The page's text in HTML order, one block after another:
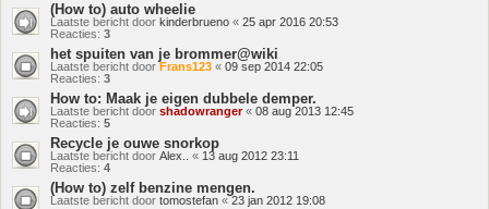
(How to) auto wheelie
Laatste bericht door kinderbrueno « 25 apr 2016 20:53
Reacties: 3
het spuiten van je brommer@wiki
Laatste bericht door Frans123 « 09 sep 2014 22:05
Reacties: 3
How to: Maak je eigen dubbele demper.
Laatste bericht door shadowranger« 08 aug 2013 12:45
Reacties: 5
Recycle je ouwe snorkop
Laatste bericht door Alex.. « 13 aug 2012 23:11
Reacties: 4
(How to) zelf benzine mengen.
Laatste bericht door tomostefan « 23 jan 2012 19:08